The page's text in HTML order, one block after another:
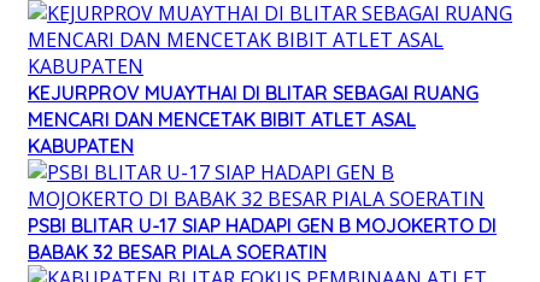
KEJURPROV MUAYTHAI DI BLITAR SEBAGAI RUANG
MENCARI DAN MENCETAK BIBIT ATLET ASAL
KABUPATEN
PSBI BLITAR U-17 SIAP HADAPI GEN B MOJOKERTO DI
BABAK 32 BESAR PIALA SOERATIN